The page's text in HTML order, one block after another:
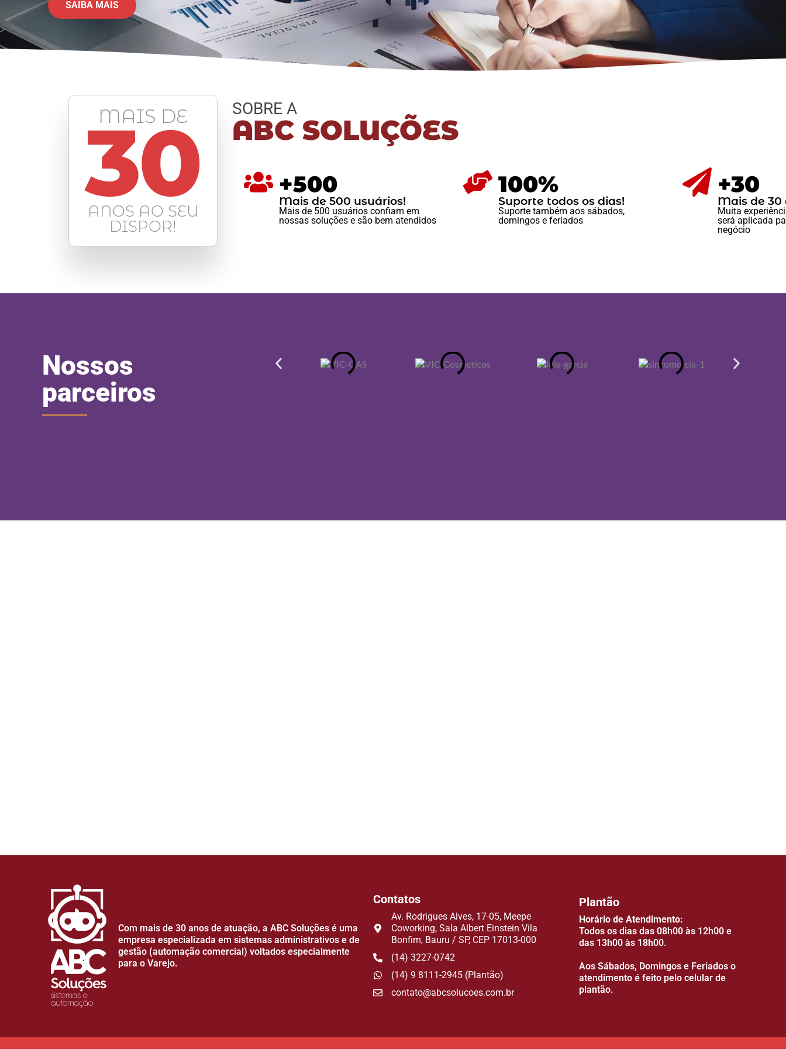
SAIBA MAIS
MAIS DE
30
ANOS AO SEU
DISPOR!
SOBRE A
ABC SOLUÇÕES
+500
Mais de 500 usuários!
Mais de 500 usuários confiam em
nossas soluções e são bem atendidos
100%
Suporte todos os dias!
Suporte também aos sábados,
domingos e feriados
+30
Mais de 30
Muita
será aplicada
negócio
Nossos
parceiros
Com mais de 30 anos de atuação, a ABC Soluções é uma
empresa especializada em sistemas administrativos e de
gestão (automação comercial) voltados especialmente
para o Varejo.
Contatos
Av. Rodrigues Alves, 17-05, Meepe
Coworking, Sala Albert Einstein Vila
Bonfim, Bauru / SP, CEP 17013-000
(14) 3227-0742
(14) 9 8111-2945 (Plantão)
contato@abcsolucoes.com.br
Plantão
Horário de Atendimento:
Todos os dias das 08h00 às 12h00 e
das 13h00 às 18h00.
Aos Sábados, Domingos e Feriados o
atendimento é feito pelo celular de
plantão.